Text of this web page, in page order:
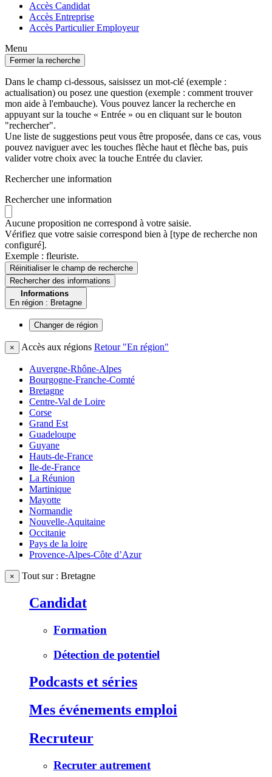
Accès Candidat
Accès Entreprise
Accès Particulier Employeur
Menu
Fermer la recherche
Dans le champ ci-dessous, saisissez un mot-clé (exemple :
actualisation) ou posez une question (exemple : comment trouver
mon aide à l'embauche). Vous pouvez lancer la recherche en
appuyant sur la touche « Entrée » ou en cliquant sur le bouton
"rechercher".
Une liste de suggestions peut vous être proposée, dans ce cas, vous
pouvez naviguer avec les touches flèche haut et flèche bas, puis
valider votre choix avec la touche Entrée du clavier.
Rechercher une information
Rechercher une information
Aucune proposition ne correspond à votre saisie.
Vérifiez que votre saisie correspond bien à [type de recherche non
configuré].
Exemple : fleuriste.
Réinitialiser le champ de recherche
Rechercherdes informations
Informations
En région : Bretagne
Changer de région
× Accès aux régions Retour "En région"
Auvergne-Rhône-Alpes
Bourgogne-Franche-Comté
Bretagne
Centre-Val de Loire
Corse
Grand Est
Guadeloupe
Guyane
Hauts-de-France
Ile-de-France
La Réunion
Martinique
Mayotte
Normandie
Nouvelle-Aquitaine
Occitanie
Pays de la loire
Provence-Alpes-Côte d’Azur
× Tout sur : Bretagne
Candidat
Formation
Détection de potentiel
Podcasts et séries
Mes événements emploi
Recruteur
Recruter autrement